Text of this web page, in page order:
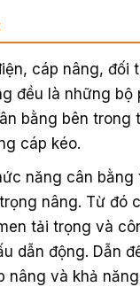
cáp nâng, đối
đều là những bộ
bằng bên trong
cáp kéo.
năng cân bằng
nâng. Từ đó
tải trọng và
dẫn động. Dẫn
nâng và khả